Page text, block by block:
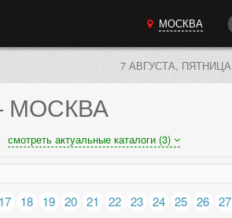
МОСКВА
7 АВГУСТА, ПЯТНИЦА
смотреть актуальные каталоги (3)
17 18 19 20 21 22 23 24 25 26 27